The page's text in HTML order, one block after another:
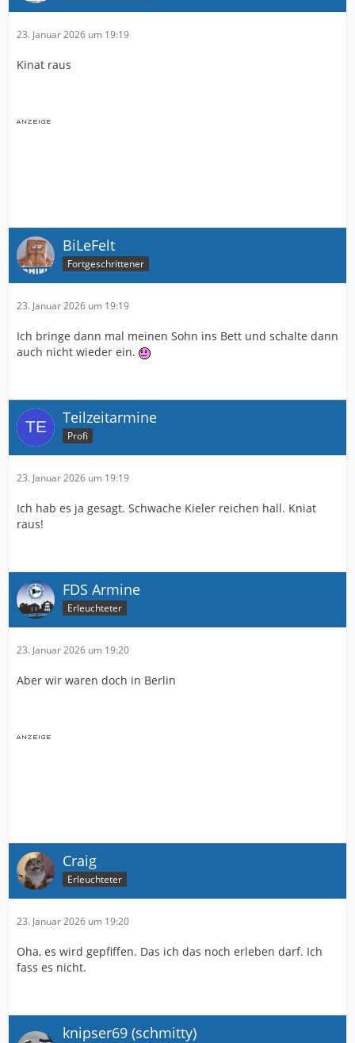
23. Januar 2026 um 19:19
Kinat raus
BiLeFelt
Fortgeschrittener
23. Januar 2026 um 19:19
Ich bringe dann mal meinen Sohn ins Bett und schalte dann
auch nicht wieder ein.
Teilzeitarmine
Profi
23. Januar 2026 um 19:19
Ich hab es ja gesagt. Schwache Kieler reichen hall. Kniat
raus!
FDS Armine
Erleuchteter
23. Januar 2026 um 19:20
Aber wir waren doch in Berlin
Craig
Erleuchteter
23. Januar 2026 um 19:20
Oha, es wird gepfiffen. Das ich das noch erleben darf. Ich
fass es nicht.
knipser69 (schmitty)